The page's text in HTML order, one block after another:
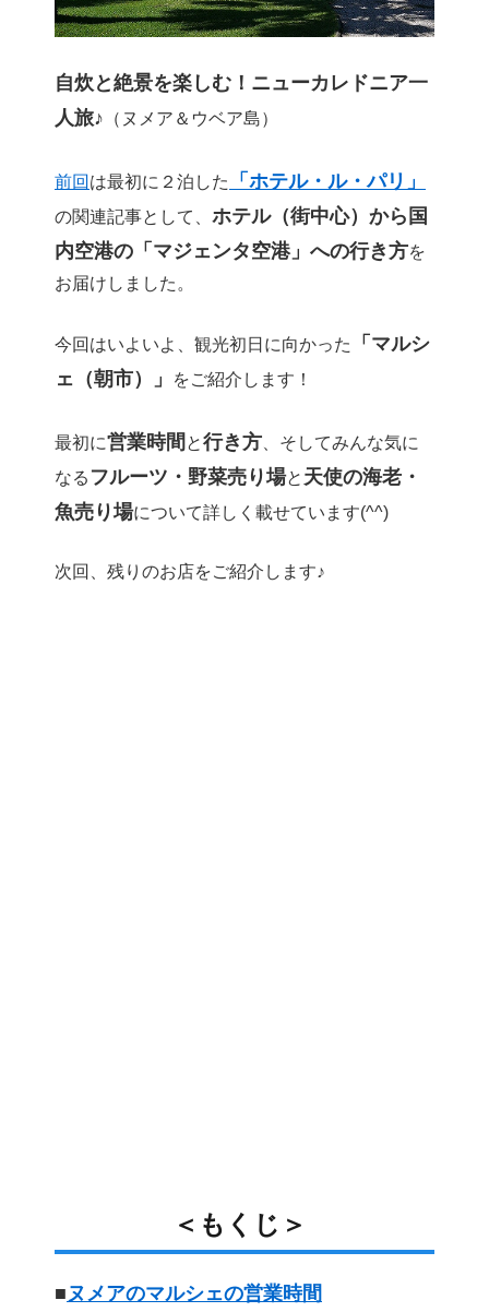
自炊と絶景を楽しむ！ニューカレドニア一
人旅♪ （ヌメア＆ウベア島）
前回 は最初に２泊した 「ホテル・ル・パリ」
の関連記事として、 ホテル（街中心）から国
内空港の「マジェンタ空港」への行き方を
お届けしました。
今回はいよいよ、観光初日に向かった
「マルシ
ェ（朝市）」
をご紹介します！
最初に営業時間 と行き方 、そしてみんな気に
なる フルーツ・野菜売り場と 天使の海老・
魚売り場について詳しく載せています(^^)
次回、残りのお店をご紹介します♪
＜もくじ＞
■ ヌメアのマルシェの営業時間